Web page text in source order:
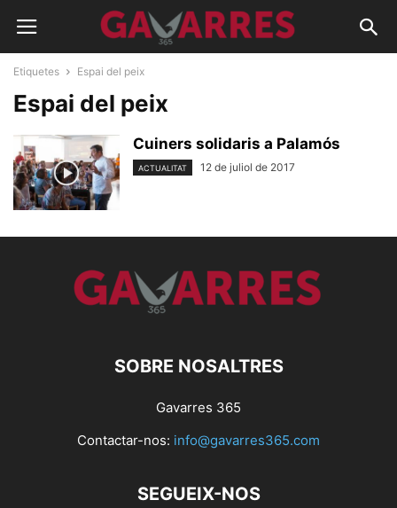
Etiquetes Espai del peix
Espai del peix
Cuiners solidaris a Palamós
ACTUALITAT 12 de juliol de 2017
SOBRE NOSALTRES
Gavarres 365
Contactar-nos: info@gavarres365.com
SEGUEIX-NOS